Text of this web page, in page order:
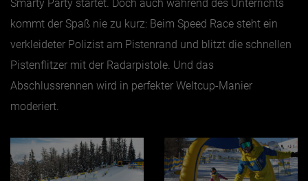
Smarty Party startet. Doch auch während des Unterrichts
kommt der Spaß nie zu kurz: Beim Speed Race steht ein
verkleideter Polizist am Pistenrand und blitzt die schnellen
Pistenflitzer mit der Radarpistole. Und das
Abschlussrennen wird in perfekter Weltcup-Manier
moderiert.